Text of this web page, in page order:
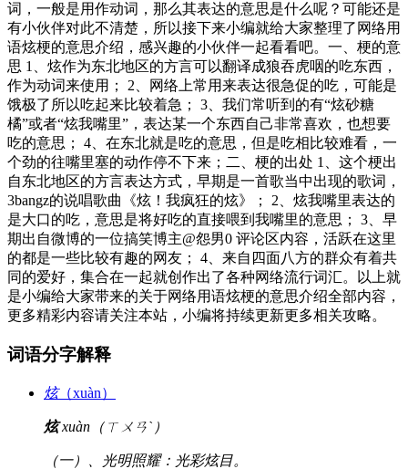
词，一般是用作动词，那么其表达的意思是什么呢？可能还是
有小伙伴对此不清楚，所以接下来小编就给大家整理了网络用
语炫梗的意思介绍，感兴趣的小伙伴一起看看吧。一、梗的意
思 1、炫作为东北地区的方言可以翻译成狼吞虎咽的吃东西，
作为动词来使用； 2、网络上常用来表达很急促的吃，可能是
饿极了所以吃起来比较着急； 3、我们常听到的有“炫砂糖
橘”或者“炫我嘴里”，表达某一个东西自己非常喜欢，也想要
吃的意思； 4、在东北就是吃的意思，但是吃相比较难看，一
个劲的往嘴里塞的动作停不下来；二、梗的出处 1、这个梗出
自东北地区的方言表达方式，早期是一首歌当中出现的歌词，
3bangz的说唱歌曲《炫！我疯狂的炫》； 2、炫我嘴里表达的
是大口的吃，意思是将好吃的直接喂到我嘴里的意思； 3、早
期出自微博的一位搞笑博主@怨男0 评论区内容，活跃在这里
的都是一些比较有趣的网友； 4、来自四面八方的群众有着共
同的爱好，集合在一起就创作出了各种网络流行词汇。以上就
是小编给大家带来的关于网络用语炫梗的意思介绍全部内容，
更多精彩内容请关注本站，小编将持续更新更多相关攻略。
词语分字解释
炫（xuàn）
炫xuàn（ㄒㄨㄢˋ）
（一）、光明照耀：光彩炫目。